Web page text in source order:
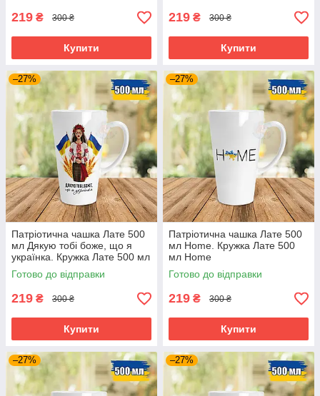
219 ₴ 300 ₴
Купити
219 ₴ 300 ₴
Купити
–27%
Патріотична чашка Лате 500
мл Дякую тобі боже, що я
українка. Кружка Лате 500 мл
Дякую тобі боже, що я
українка
Готово до відправки
219 ₴ 300 ₴
Купити
–27%
Патріотична чашка Лате 500
мл Home. Кружка Лате 500
мл Home
Готово до відправки
219 ₴ 300 ₴
Купити
–27% –27%